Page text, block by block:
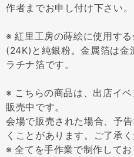
作者までお申し付け下さい。
※ 紅里工房の蒔絵に使用す
(24K)と純銀粉。金属箔は金
ラチナ箔です。
※ こちらの商品は、出店イ
販売中です。
会場で販売された場合、予
くことがあります。ご了承く
※ 全てを手作業で制作して